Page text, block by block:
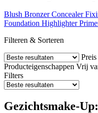
Blush Bronzer Concealer
Foundation Highlighter
Filteren & Sorteren
Preis
Producteigenschappen Vrij
Filters
Gezichtsmake-